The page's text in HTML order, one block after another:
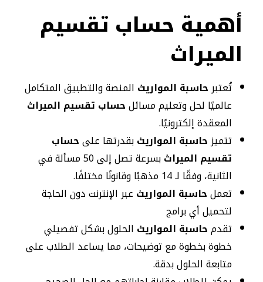
أهمية حساب تقسيم
الميراث
تُعتبرحاسبة المواريث المنصة والتطبيق المتكامل
عالميًا لحل وتعليم مسائلحساب تقسيم الميراث
المعقدة إلكترونيًا.
تتميزحاسبة المواريثبقدرتها علىحساب
تقسيم الميراث
بسرعة تصل إلى 50 مسألة في
الثانية، وفقًا لـ 14 مذهبًا وقانونًا مختلفًا.
تعملحاسبة المواريث عبر الإنترنت دون الحاجة
لتحميل أي برامج
تقدمحاسبة المواريث الحلول بشكل تفصيلي
خطوة بخطوة مع توضيحات، مما يساعد الطلاب على
متابعة الحلول بدقة.